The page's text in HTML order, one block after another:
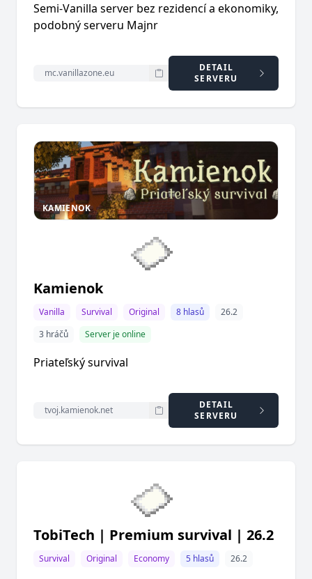
Semi-Vanilla server bez rezidencí a ekonomiky,
podobný serveru Majnr
DETAIL
SERVERU
KAMIENOK
Kamienok
Vanilla Survival Original 8 hlasů
26.2
3 hráčů
Server je online
Priateľský survival
DETAIL
SERVERU
TobiTech | Premium survival | 26.2
Survival Original Economy 5 hlasů 26.2